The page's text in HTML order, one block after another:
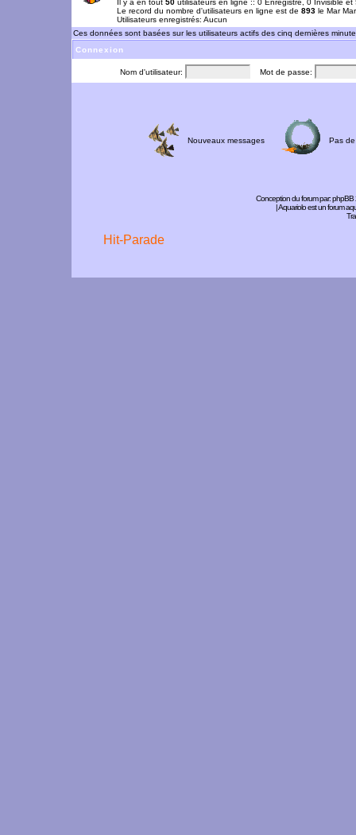
Il y a en tout 50 utilisateurs en ligne :: 0 Enregistré, 0 Invisible
Le record du nombre d'utilisateurs en ligne est de 893 le Mar
Utilisateurs enregistrés: Aucun
Ces données sont basées sur les utilisateurs actifs des cinq dernières
Connexion
Nom d'utilisateur: Mot de passe:
Nouveaux messages Pas
Conception du forum par:phpBB
| Aquariolo est un forum